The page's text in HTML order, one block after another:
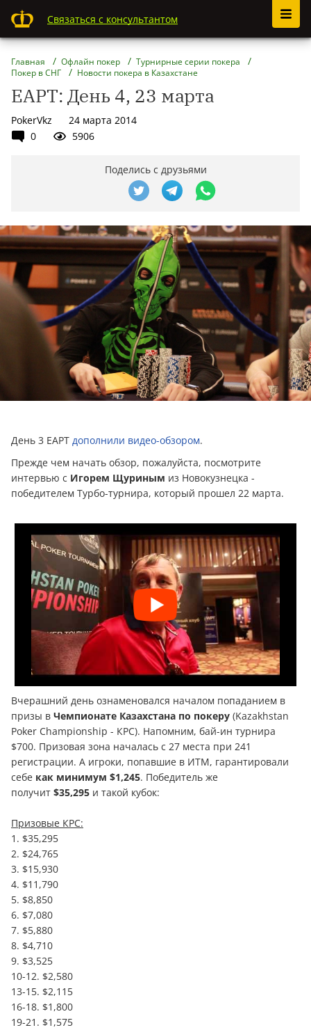
Связаться с консультантом
Главная Офлайн покер
Турнирные серии покера
Покер в СНГ
Новости покера в Казахстане
EAPT: День 4, 23 марта
PokerVkz
24 марта 2014
0
5906
Поделись с друзьями
День 3 ЕАРТ дополнили видео-обзором.
Прежде чем начать обзор, пожалуйста, посмотрите
интервью с Игорем Щуриным из Новокузнецка -
победителем Турбо-турнира, который прошел 22 марта.
Вчерашний день ознаменовался началом попаданием в
призы в Чемпионате Казахстана по покеру (Kazakhstan
Poker Championship - КРС). Напомним, бай-ин турнира
$700. Призовая зона началась с 27 места при 241
регистрации. А игроки, попавшие в ИТМ, гарантировали
себе как минимум $1,245. Победитель же
получит $35,295 и такой кубок:
Призовые КРС:
1. $35,295
2. $24,765
3. $15,930
4. $11,790
5. $8,850
6. $7,080
7. $5,880
8. $4,710
9. $3,525
10-12. $2,580
13-15. $2,115
16-18. $1,800
19-21. $1,575